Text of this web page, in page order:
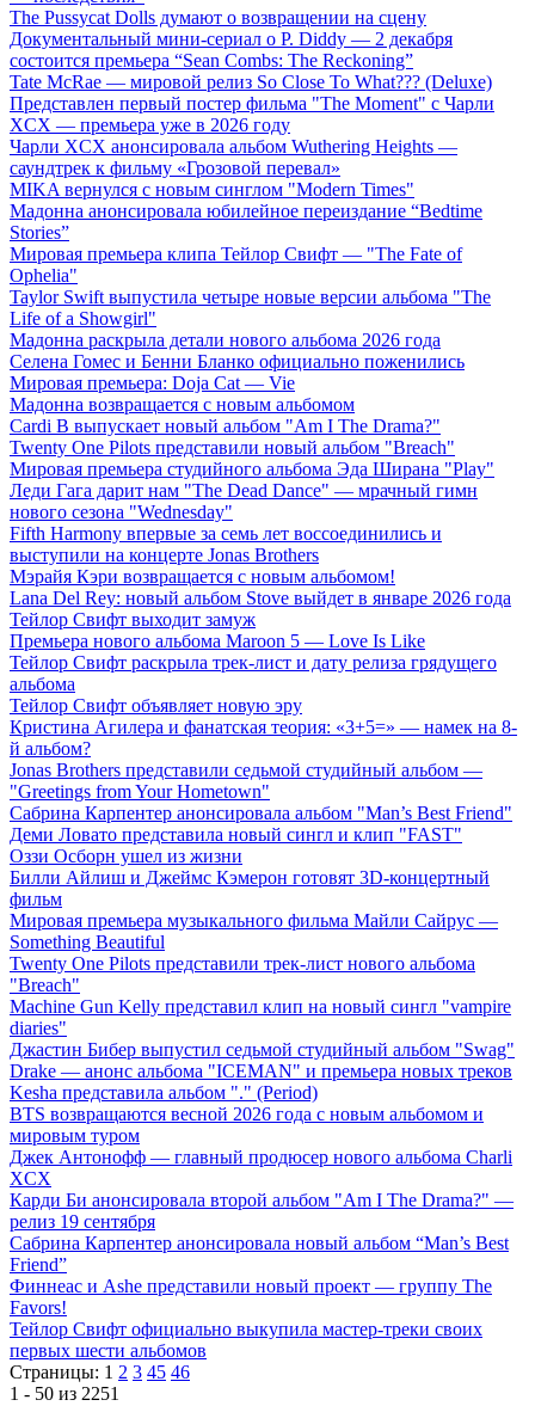
The Pussycat Dolls думают о возвращении на сцену
Документальный мини-сериал о P. Diddy — 2 декабря
состоится премьера “Sean Combs: The Reckoning”
Tate McRae — мировой релиз So Close To What??? (Deluxe)
Представлен первый постер фильма "The Moment" с Чарли
XCX — премьера уже в 2026 году
Чарли XCX анонсировала альбом Wuthering Heights —
саундтрек к фильму «Грозовой перевал»
MIKA вернулся с новым синглом "Modern Times"
Мадонна анонсировала юбилейное переиздание “Bedtime
Stories”
Мировая премьера клипа Тейлор Свифт — "The Fate of
Ophelia"
Taylor Swift выпустила четыре новые версии альбома "The
Life of a Showgirl"
Мадонна раскрыла детали нового альбома 2026 года
Селена Гомес и Бенни Бланко официально поженились
Мировая премьера: Doja Cat — Vie
Мадонна возвращается с новым альбомом
Cardi B выпускает новый альбом "Am I The Drama?"
Twenty One Pilots представили новый альбом "Breach"
Мировая премьера студийного альбома Эда Ширана "Play"
Леди Гага дарит нам "The Dead Dance" — мрачный гимн
нового сезона "Wednesday"
Fifth Harmony впервые за семь лет воссоединились и
выступили на концерте Jonas Brothers
Мэрайя Кэри возвращается с новым альбомом!
Lana Del Rey: новый альбом Stove выйдет в январе 2026 года
Тейлор Свифт выходит замуж
Премьера нового альбома Maroon 5 — Love Is Like
Тейлор Свифт раскрыла трек-лист и дату релиза грядущего
альбома
Тейлор Свифт объявляет новую эру
Кристина Агилера и фанатская теория: «3+5=» — намек на 8-
й альбом?
Jonas Brothers представили седьмой студийный альбом —
"Greetings from Your Hometown"
Сабрина Карпентер анонсировала альбом "Man’s Best Friend"
Деми Ловато представила новый сингл и клип "FAST"
Оззи Осборн ушел из жизни
Билли Айлиш и Джеймс Кэмерон готовят 3D-концертный
фильм
Мировая премьера музыкального фильма Майли Сайрус —
Something Beautiful
Twenty One Pilots представили трек-лист нового альбома
"Breach"
Machine Gun Kelly представил клип на новый сингл "vampire
diaries"
Джастин Бибер выпустил седьмой студийный альбом "Swag"
Drake — анонс альбома "ICEMAN" и премьера новых треков
Kesha представила альбом "." (Period)
BTS возвращаются весной 2026 года с новым альбомом и
мировым туром
Джек Антонофф — главный продюсер нового альбома Charli
XCX
Карди Би анонсировала второй альбом "Am I The Drama?" —
релиз 19 сентября
Сабрина Карпентер анонсировала новый альбом “Man’s Best
Friend”
Финнеас и Ashe представили новый проект — группу The
Favors!
Тейлор Свифт официально выкупила мастер-треки своих
первых шести альбомов
Страницы: 1 2 3 45 46
1 - 50 из 2251